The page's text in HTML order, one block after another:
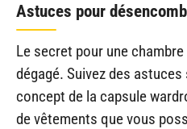
Astuces pour
Le secret pour une chambre
dégagé. Suivez des
concept de la capsule
de vêtements que vous